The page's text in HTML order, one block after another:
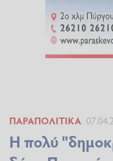
ΠΑΡΑΠΟΛΙΤΙΚΆ
Η πολύ